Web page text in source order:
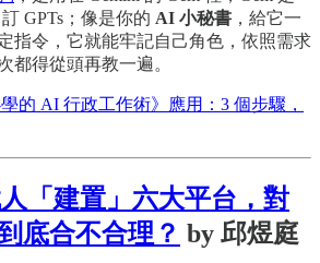
GPTs；像是你的 AI 小秘書 ，給它一
指令，它就能牢記自己角色，依照需求
都得從頭再教一遍。
學的 AI 行政工作術》應用：3 個步驟，
「建置」六大平台，對
底合不合理？ by 邱煜庭